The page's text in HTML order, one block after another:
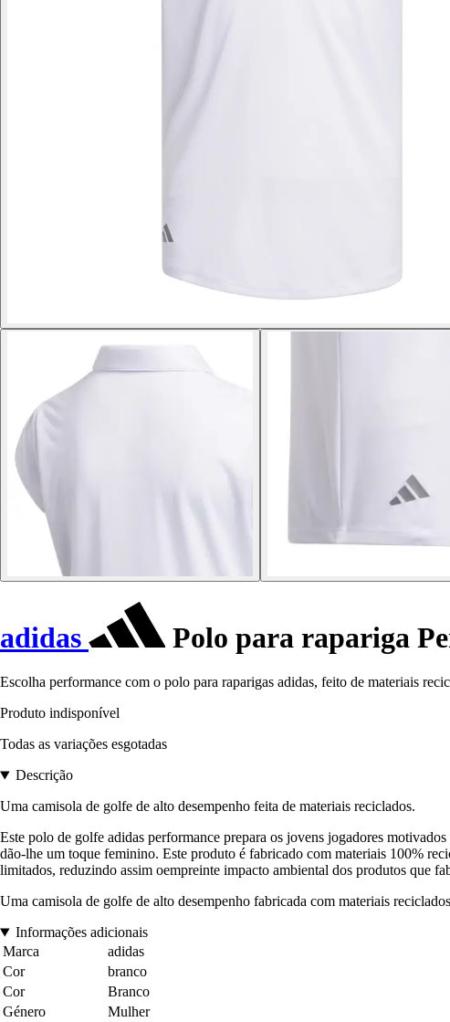
adidas Polo para rapariga
Escolha performance com o polo para raparigas adidas, feito de materiais
Produto indisponível
Todas as variações esgotadas
Descrição
Uma camisola de golfe de alto desempenho feita de materiais reciclados.
Este polo de golfe adidas performance prepara os jovens jogadores
dão-lhe um toque feminino. Este produto é fabricado com materiais 100%
limitados, reduzindo assim oempreinte impacto ambiental dos produtos que
Uma camisola de golfe de alto desempenho fabricada com materiais
Informações adicionais
Marca
adidas
Cor
branco
Cor
Branco
Género
Mulher